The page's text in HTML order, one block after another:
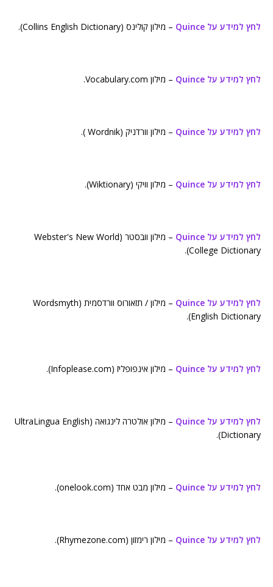
לחץ למידע על Quince – מילון קולינס (Collins English Dictionary).
לחץ למידע על Quince – מילון Vocabulary.com.
לחץ למידע על Quince – מילון וורדניק (Wordnik ).
לחץ למידע על Quince – מילון וויקי (Wiktionary).
לחץ למידע על Quince
– מילון וובסטר (Webster's New World
College Dictionary).
לחץ למידע על Quince
– מילון / תזאורוס וורדסמית (Wordsmyth
English Dictionary).
לחץ למידע על Quince – מילון אינפופליז (Infoplease.com).
לחץ למידע על Quince
– מילון אולטרה לינגואה (UltraLingua English
Dictionary).
לחץ למידע על Quince – מילון מבט אחד (onelook.com).
לחץ למידע על Quince – מילון רימזון (Rhymezone.com).